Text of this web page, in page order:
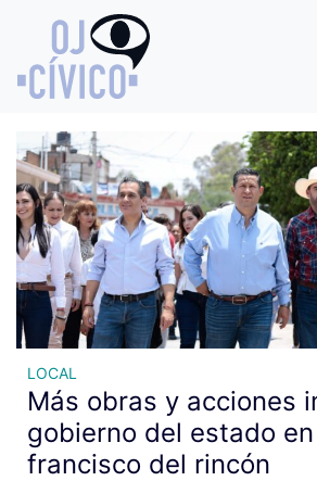
Archivo de
fogones ecológicos
LOCAL
Más obras y acciones
gobierno del estado
francisco del rincón